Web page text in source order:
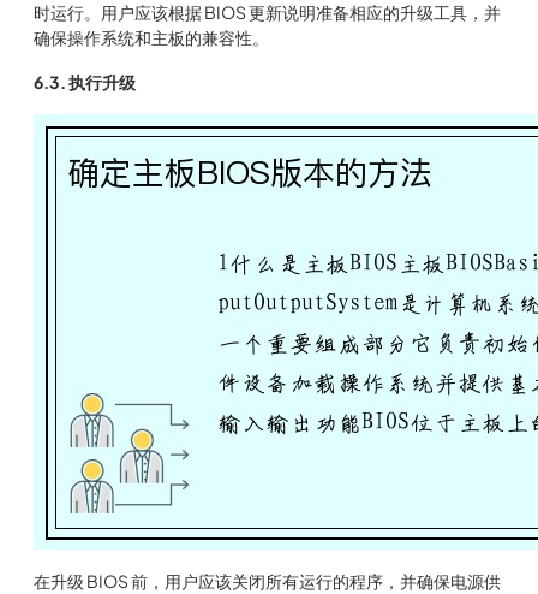
时运行。用户应该根据 BIOS 更新说明准备相应的升级工具，并
确保操作系统和主板的兼容性。
6.3. 执行升级
在升级 BIOS 前，用户应该关闭所有运行的程序，并确保电源供